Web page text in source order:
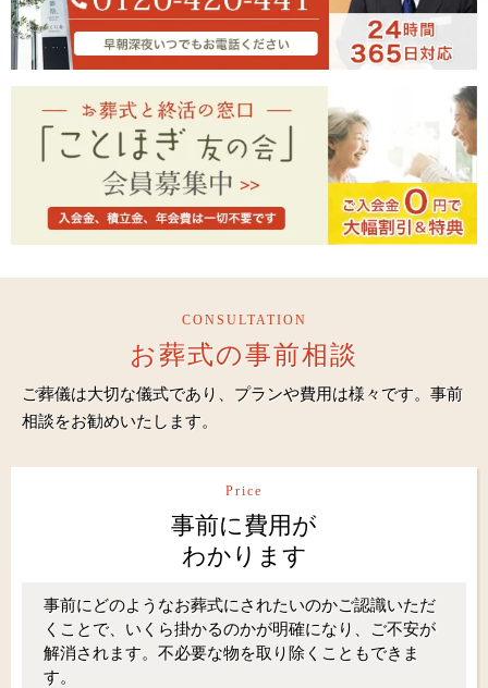
CONSULTATION
お葬式の事前相談
ご葬儀は大切な儀式であり、プランや費用は様々です。事前
相談をお勧めいたします。
Price
事前に費用が
わかります
事前にどのようなお葬式にされたいのかご認識いただ
くことで、いくら掛かるのかが明確になり、ご不安が
解消されます。不必要な物を取り除くこともできま
す。